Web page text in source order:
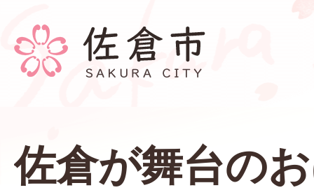
佐倉が舞台の